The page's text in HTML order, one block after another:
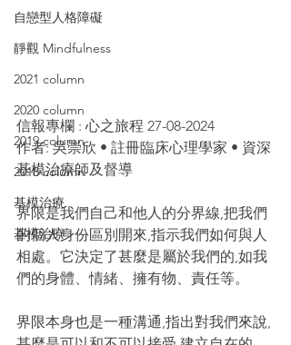
自戀型人格障礙
靜觀 Mindfulness
2021 column
2020 column
2019 column
2018 column
基模治療
基模治療
信報專欄 : 心之旅程 27-08-2024
作者: 吳崇欣 • 註冊臨床心理學家 • 資深
基模治療師及督導
界限是我們自己和他人的分界線,把我們
的個人身份區別開來,指示我們如何與人
相處。它決定了甚麼是屬於我們的,如我
們的身體、情緒、擁有物、責任等。
界限本身也是一種溝通,指出對我們來說,